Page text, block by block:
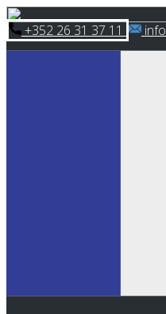
Skip
to
content
​+352 26 31 37 11